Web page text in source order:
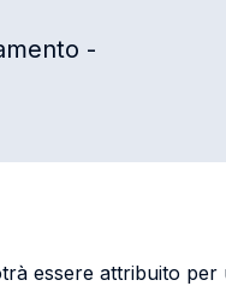
-
essere attribuito